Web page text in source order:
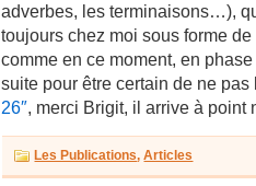
adverbes, les terminaisons…),
toujours chez moi sous forme
comme en ce moment, en
suite pour être certain de ne
26″, merci Brigit, il arrive à point
Les Publications,Articles